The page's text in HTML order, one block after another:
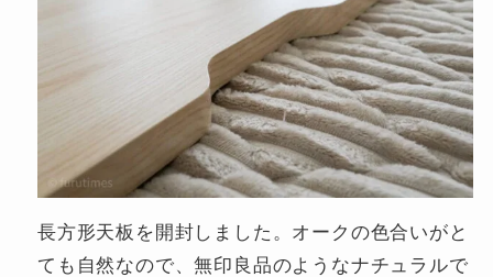
長方形天板を開封しました。オークの色合いがと
ても自然なので、無印良品のようなナチュラルで